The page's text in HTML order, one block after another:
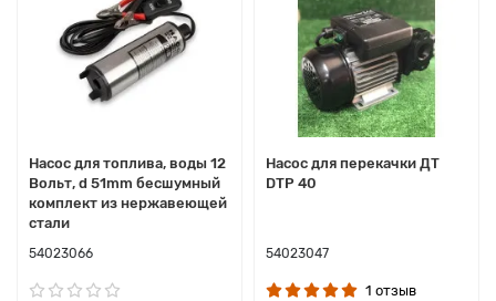
Насос для топлива, воды 12
Вольт, d 51mm бесшумный
комплект из нержавеющей
стали
54023066
Насос для перекачки ДТ
DTP 40
54023047
1 отзыв